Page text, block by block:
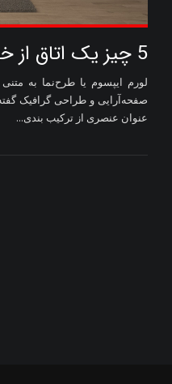
5 چیز یک اتاق از خوب به عالی
لورم ایپسوم یا طرح‌نما به
صفحه‌آرایی و طراحی گرافیک
عنوان عنصری از ترکیب بندی...